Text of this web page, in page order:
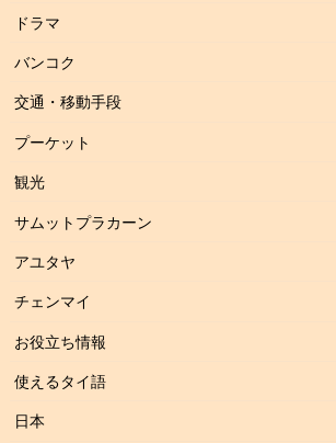
ドラマ
バンコク
交通・移動手段
プーケット
観光
サムットプラカーン
アユタヤ
チェンマイ
お役立ち情報
使えるタイ語
日本